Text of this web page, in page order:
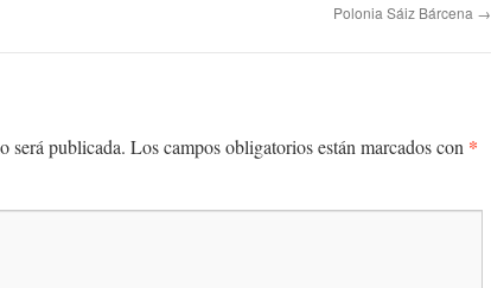
Polonia Sáiz Bárcena →
será publicada. Los campos obligatorios están marcados con *